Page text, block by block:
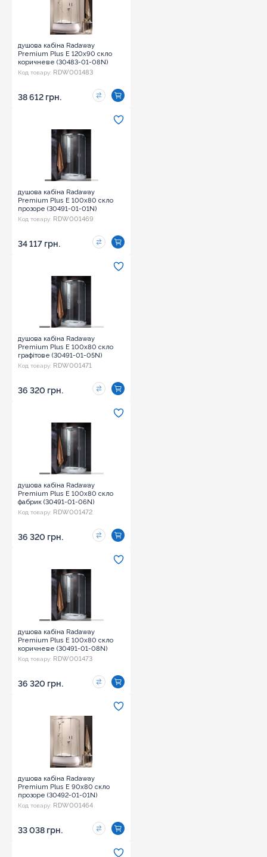
душова кабіна Radaway
Premium Plus E 120x90 скло
коричневе (30483-01-08N)
Код товару: RDW001483
38 612 грн.
душова кабіна Radaway
Premium Plus E 100x80 скло
прозоре (30491-01-01N)
Код товару: RDW001469
34 117 грн.
душова кабіна Radaway
Premium Plus E 100x80 скло
графітове (30491-01-05N)
Код товару: RDW001471
36 320 грн.
душова кабіна Radaway
Premium Plus E 100x80 скло
фабрик (30491-01-06N)
Код товару: RDW001472
36 320 грн.
душова кабіна Radaway
Premium Plus E 100x80 скло
коричневе (30491-01-08N)
Код товару: RDW001473
36 320 грн.
душова кабіна Radaway
Premium Plus E 90x80 скло
прозоре (30492-01-01N)
Код товару: RDW001464
33 038 грн.